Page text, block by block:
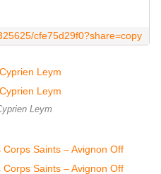
cfe75d29f0?share=copy
Leym